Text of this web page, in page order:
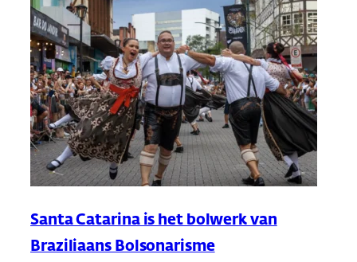
Santa Catarina is het bolwerk van
Braziliaans Bolsonarisme